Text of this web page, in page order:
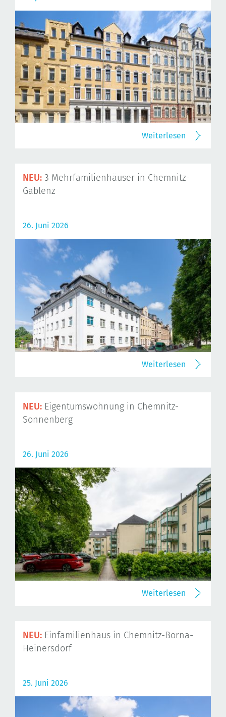
Weiterlesen
NEU: 3 Mehrfamilienhäuser in Chemnitz-
Gablenz
26. Juni 2026
Weiterlesen
NEU: Eigentumswohnung in Chemnitz-
Sonnenberg
26. Juni 2026
Weiterlesen
NEU: Einfamilienhaus in Chemnitz-Borna-
Heinersdorf
25. Juni 2026